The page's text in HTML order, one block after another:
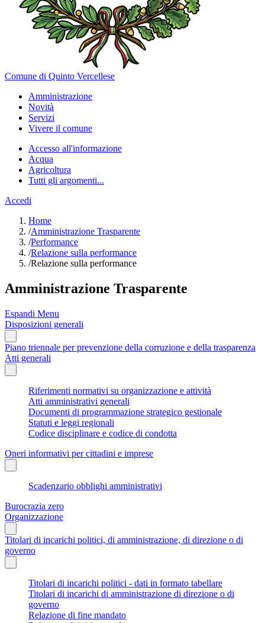
Comune di Quinto Vercellese
Amministrazione
Novità
Servizi
Vivere il comune
Accesso all'informazione
Acqua
Agricoltura
Tutti gli argomenti...
Accedi
Home
/Amministrazione Trasparente
/Performance
/Relazione sulla performance
/Relazione sulla performance
Amministrazione Trasparente
Espandi Menu
Disposizioni generali
Piano triennale per prevenzione della corruzione e della trasparenza
Atti generali
Riferimenti normativi su organizzazione e attività
Atti amministrativi generali
Documenti di programmazione strategico gestionale
Statuti e leggi regionali
Codice disciplinare e codice di condotta
Oneri informativi per cittadini e imprese
Scadenzario obblighi amministrativi
Burocrazia zero
Organizzazione
Titolari di incarichi politici, di amministrazione, di direzione o di
governo
Titolari di incarichi politici - dati in formato tabellare
Titolari di incarichi di amministrazione di direzione o di
governo
Relazione di fine mandato